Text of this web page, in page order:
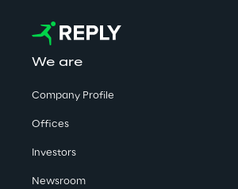
We are
Company Profile
Offices
Investors
Newsroom